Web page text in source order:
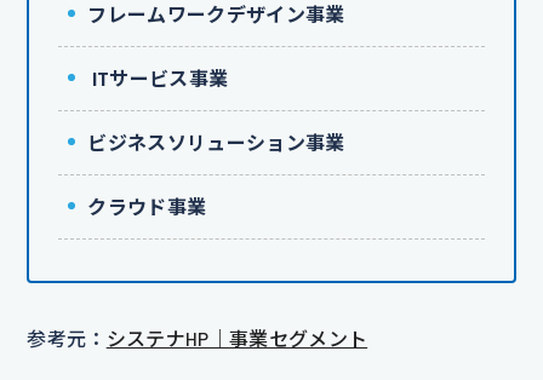
フレームワークデザイン事業
ITサービス事業
ビジネスソリューション事業
クラウド事業
参考元： システナHP｜事業セグメント